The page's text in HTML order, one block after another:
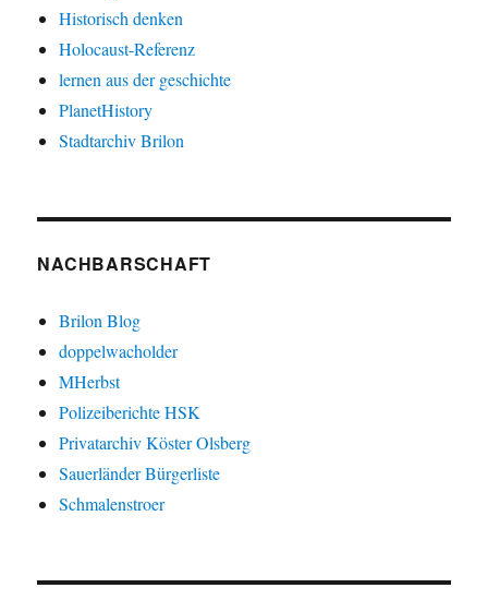
Historisch denken
Holocaust-Referenz
lernen aus der geschichte
PlanetHistory
Stadtarchiv Brilon
NACHBARSCHAFT
Brilon Blog
doppelwacholder
MHerbst
Polizeiberichte HSK
Privatarchiv Köster Olsberg
Sauerländer Bürgerliste
Schmalenstroer